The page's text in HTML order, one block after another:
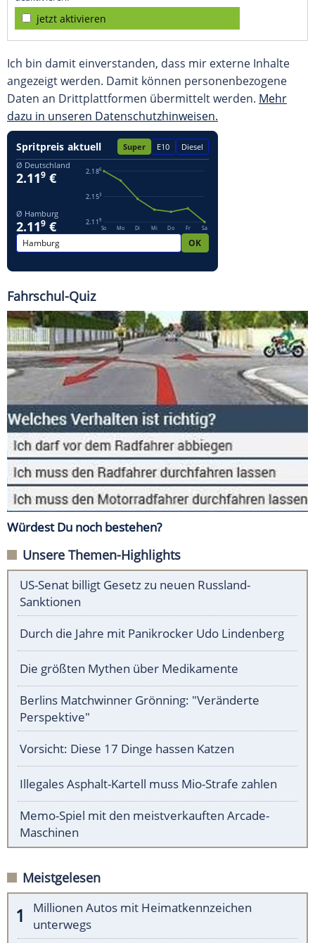
jetzt aktivieren
Ich bin damit einverstanden, dass mir externe Inhalte
angezeigt werden. Damit können personenbezogene
Daten an Drittplattformen übermittelt werden. Mehr
dazu in unseren Datenschutzhinweisen.
Fahrschul-Quiz
Würdest Du noch bestehen?
Unsere Themen-Highlights
US-Senat billigt Gesetz zu neuen Russland-
Sanktionen
Durch die Jahre mit Panikrocker Udo Lindenberg
Die größten Mythen über Medikamente
Berlins Matchwinner Grönning: "Veränderte
Perspektive"
Vorsicht: Diese 17 Dinge hassen Katzen
Illegales Asphalt-Kartell muss Mio-Strafe zahlen
Memo-Spiel mit den meistverkauften Arcade-
Maschinen
Meistgelesen
Millionen Autos mit Heimatkennzeichen
unterwegs